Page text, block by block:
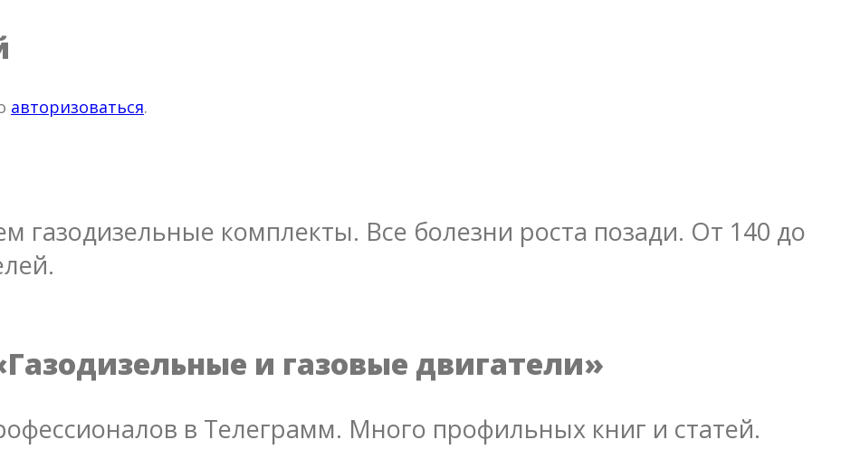
авторизоваться.
газодизельные комплекты. Все болезни роста позади. От 140 до
и газовые двигатели»
в Телеграмм. Много профильных книг и статей.